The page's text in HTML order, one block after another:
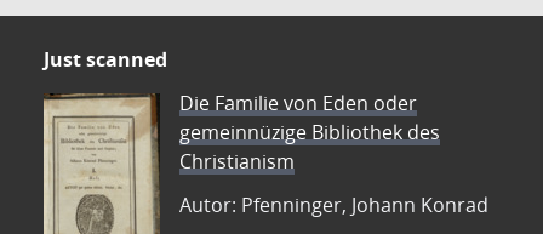
Just scanned
Die Familie von Eden oder
gemeinnüzige Bibliothek des
Christianism
Autor: Pfenninger, Johann Konrad